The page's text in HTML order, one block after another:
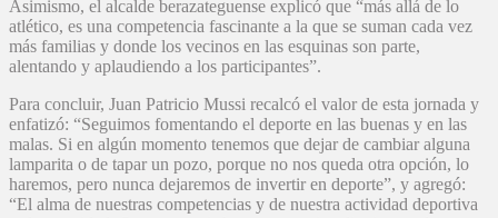
Asimismo, el alcalde berazateguense explicó que “más allá de lo
atlético, es una competencia fascinante a la que se suman cada vez
más familias y donde los vecinos en las esquinas son parte,
alentando y aplaudiendo a los participantes”.
Para concluir, Juan Patricio Mussi recalcó el valor de esta jornada y
enfatizó: “Seguimos fomentando el deporte en las buenas y en las
malas. Si en algún momento tenemos que dejar de cambiar alguna
lamparita o de tapar un pozo, porque no nos queda otra opción, lo
haremos, pero nunca dejaremos de invertir en deporte”, y agregó:
“El alma de nuestras competencias y de nuestra actividad deportiva